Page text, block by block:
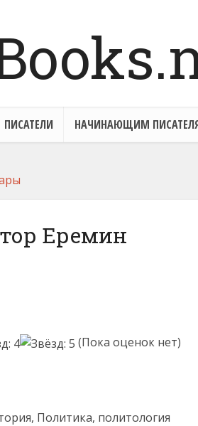
ПИСАТЕЛИ НАЧИНАЮЩИМ
Еремин
(Пока оценок нет)
Политика, политология